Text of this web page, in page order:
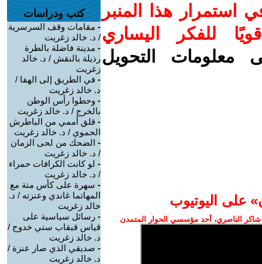
استمرار هذا المنبر
للفكر اليساري
معلومات التحويل
على اليوتيوب
الناصري، أحد مؤسسي الحوار المتمدن
كتب ودراسات
- مقامات وقف السرسرية
/ د. خالد زغريت
- مدينة فاضلة بالطرة
رذيلة بالنقش / د. خالد
زغريت
- في الطريق إلى الهفا /
د. خالد زغريت
- وحطوا رأس الوطن
بالخرج / د. خالد زغريت
- قلق أممي من الباطرش
الحموي / د. خالد زغريت
- الضحك من لحى الزمان
/ د. خالد زغريت
- لو كانت الكرافات حمراء
/ د. خالد زغريت
- سهرة على كأس متة مع
المهاتما غاندي وعنزته / د.
خالد زغريت
- رسائل سياسية على
قياس قبقاب ستي خدوج /
د. خالد زغريت
- صديقي الذي صار عنزة /
د. خالد زغريت